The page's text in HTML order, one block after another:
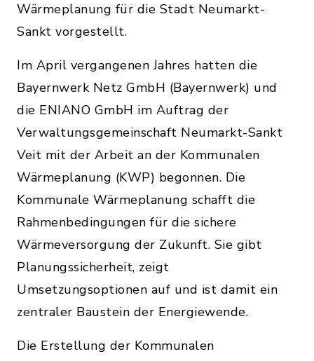
Wärmeplanung für die Stadt Neumarkt-
Sankt vorgestellt.
Im April vergangenen Jahres hatten die
Bayernwerk Netz GmbH (Bayernwerk) und
die ENIANO GmbH im Auftrag der
Verwaltungsgemeinschaft Neumarkt-Sankt
Veit mit der Arbeit an der Kommunalen
Wärmeplanung (KWP) begonnen. Die
Kommunale Wärmeplanung schafft die
Rahmenbedingungen für die sichere
Wärmeversorgung der Zukunft. Sie gibt
Planungssicherheit, zeigt
Umsetzungsoptionen auf und ist damit ein
zentraler Baustein der Energiewende.
Die Erstellung der Kommunalen